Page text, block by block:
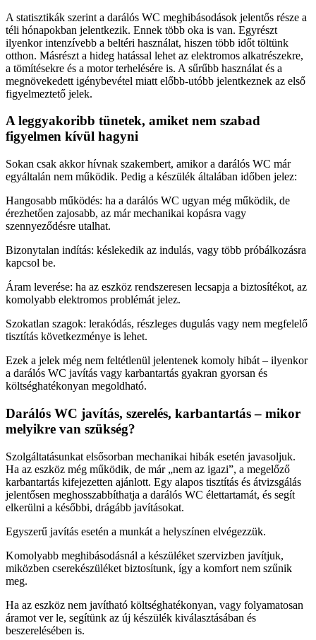
A statisztikák szerint a darálós WC meghibásodások jelentős része a
téli hónapokban jelentkezik. Ennek több oka is van. Egyrészt
ilyenkor intenzívebb a beltéri használat, hiszen több időt töltünk
otthon. Másrészt a hideg hatással lehet az elektromos alkatrészekre,
a tömítésekre és a motor terhelésére is. A sűrűbb használat és a
megnövekedett igénybevétel miatt előbb-utóbb jelentkeznek az első
figyelmeztető jelek.
A leggyakoribb tünetek, amiket nem szabad
figyelmen kívül hagyni
Sokan csak akkor hívnak szakembert, amikor a darálós WC már
egyáltalán nem működik. Pedig a készülék általában időben jelez:
Hangosabb működés: ha a darálós WC ugyan még működik, de
érezhetően zajosabb, az már mechanikai kopásra vagy
szennyeződésre utalhat.
Bizonytalan indítás: késlekedik az indulás, vagy több próbálkozásra
kapcsol be.
Áram leverése: ha az eszköz rendszeresen lecsapja a biztosítékot, az
komolyabb elektromos problémát jelez.
Szokatlan szagok: lerakódás, részleges dugulás vagy nem megfelelő
tisztítás következménye is lehet.
Ezek a jelek még nem feltétlenül jelentenek komoly hibát – ilyenkor
a darálós WC javítás vagy karbantartás gyakran gyorsan és
költséghatékonyan megoldható.
Darálós WC javítás, szerelés, karbantartás – mikor
melyikre van szükség?
Szolgáltatásunkat elsősorban mechanikai hibák esetén javasoljuk.
Ha az eszköz még működik, de már „nem az igazi”, a megelőző
karbantartás kifejezetten ajánlott. Egy alapos tisztítás és átvizsgálás
jelentősen meghosszabbíthatja a darálós WC élettartamát, és segít
elkerülni a későbbi, drágább javításokat.
Egyszerű javítás esetén a munkát a helyszínen elvégezzük.
Komolyabb meghibásodásnál a készüléket szervizben javítjuk,
miközben cserekészüléket biztosítunk, így a komfort nem szűnik
meg.
Ha az eszköz nem javítható költséghatékonyan, vagy folyamatosan
áramot ver le, segítünk az új készülék kiválasztásában és
beszerelésében is.